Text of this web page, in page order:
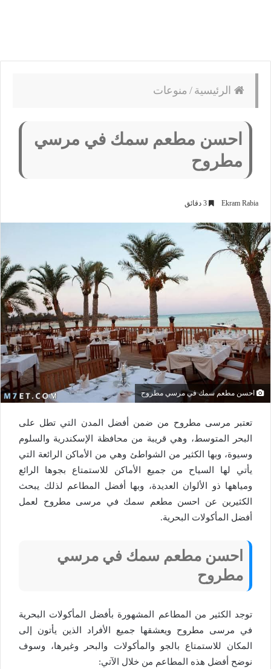
الرئيسية / منوعات
احسن مطعم سمك في مرسي
مطروح
Ekram Rabia
احسن مطعم سمك في مرسي مطروح
تعتبر مرسى مطروح من ضمن أفضل المدن التي تطل على
البحر المتوسط، وهي قريبة من محافظة الإسكندرية والسلوم
وسيوة، وبها الكثير من الشواطئ وهي من الأماكن الرائعة التي
يأتي لها السياح من جميع الأماكن للاستمتاع بجوها الرائع
ومياهها ذو الألوان العديدة، وبها أفضل المطاعم لذلك يبحث
الكثيرين عن احسن مطعم سمك في مرسى مطروح لعمل
أفضل المأكولات البحرية.
احسن مطعم سمك في مرسي
مطروح
توجد الكثير من المطاعم المشهورة بأفضل المأكولات البحرية
في مرسى مطروح ويعشقها جميع الأفراد الذين يأتون إلى
المكان للاستمتاع بالجو والمأكولات والبحر وغيرها، وسوف
نوضح أفضل هذه المطاعم من خلال الآتي: